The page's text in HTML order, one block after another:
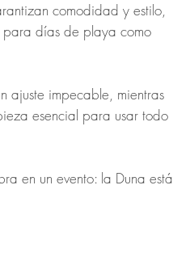
comodidad y estilo,
para días de playa como
ajuste impecable, mientras
esencial para usar todo
en un evento: la Duna está